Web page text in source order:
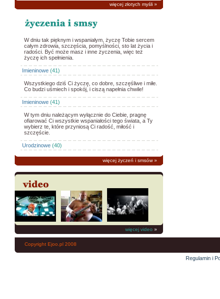
więcej złotych myśli »
W dniu tak pięknym i wspaniałym, życzę Tobie sercem
całym zdrowia, szczęścia, pomyślności, sto lat życia i
radości. Być może masz i inne życzenia, więc też
życzę ich spełnienia.
Imieninowe (41)
Wszystkiego dziś Ci życzę, co dobre, szczęśliwe i miłe.
Co budzi uśmiech i spokój, i ciszą napełnia chwile!
Imieninowe (41)
W tym dniu należącym wyłącznie do Ciebie, pragnę
ofiarować Ci wszystkie wspaniałości tego świata, a Ty
wybierz te, które przyniosą Ci radość, miłość i
szczęście.
Urodzinowe (40)
więcej życzeń i smsów»
więcej video »
Copyright Ejoo.pl 2008
Regulamin i